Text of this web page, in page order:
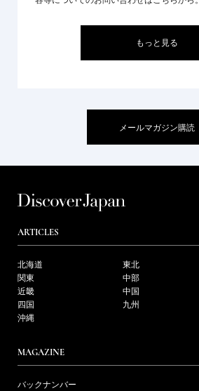
もっと見る
メールマガジン購読
ARTICLES
北海道
東北
関東
中部
近畿
中国
四国
九州
沖縄
MAGAZINE
バックナンバー